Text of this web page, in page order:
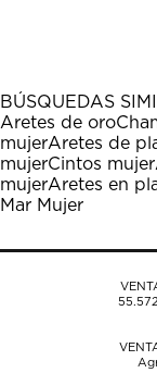
1
estrella
Esta
acción
abrirá
el
formulario
envío.
estrellas.
Esta
acción
abrirá
el
formulario
envío.
estrellas.
Esta
acción
abrirá
el
envío.
Esta
el
BÚSQUEDAS
Aretes de oro
mujerAretes de
mujerCintos mujer
mujerAretes en
Mar Mujer